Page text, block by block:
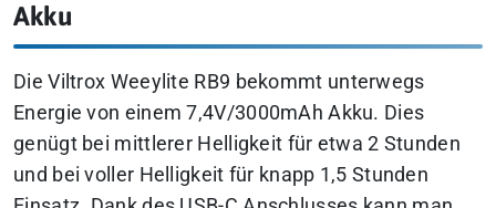
Akku
Die Viltrox Weeylite RB9 bekommt unterwegs
Energie von einem 7,4V/3000mAh Akku. Dies
genügt bei mittlerer Helligkeit für etwa 2 Stunden
und bei voller Helligkeit für knapp 1,5 Stunden